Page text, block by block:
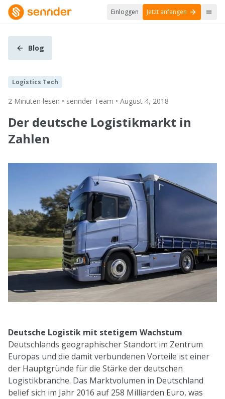
Einloggen Jetzt anfangen
Blog
Logistics Tech
2 Minuten lesen • sennder Team • August 4, 2018
Der deutsche Logistikmarkt in
Zahlen
Deutsche Logistik mit stetigem Wachstum
Deutschlands geographischer Standort im Zentrum
Europas und die damit verbundenen Vorteile ist einer
der Hauptgründe für die Stärke der deutschen
Logistikbranche. Das Marktvolumen in Deutschland
belief sich im Jahr 2016 auf 258 Milliarden Euro, was